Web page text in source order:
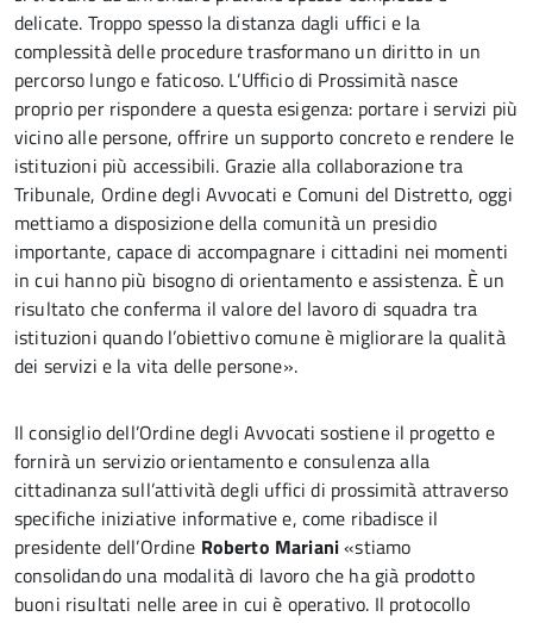
delicate. Troppo spesso la distanza dagli uffici e la
complessità delle procedure trasformano un diritto in un
percorso lungo e faticoso. L’Ufficio di Prossimità nasce
proprio per rispondere a questa esigenza: portare i servizi più
vicino alle persone, offrire un supporto concreto e rendere le
istituzioni più accessibili. Grazie alla collaborazione tra
Tribunale, Ordine degli Avvocati e Comuni del Distretto, oggi
mettiamo a disposizione della comunità un presidio
importante, capace di accompagnare i cittadini nei momenti
in cui hanno più bisogno di orientamento e assistenza. È un
risultato che conferma il valore del lavoro di squadra tra
istituzioni quando l’obiettivo comune è migliorare la qualità
dei servizi e la vita delle persone».
Il consiglio dell’Ordine degli Avvocati sostiene il progetto e
fornirà un servizio orientamento e consulenza alla
cittadinanza sull’attività degli uffici di prossimità attraverso
specifiche iniziative informative e, come ribadisce il
presidente dell’Ordine Roberto Mariani«stiamo
consolidando una modalità di lavoro che ha già prodotto
buoni risultati nelle aree in cui è operativo. Il protocollo